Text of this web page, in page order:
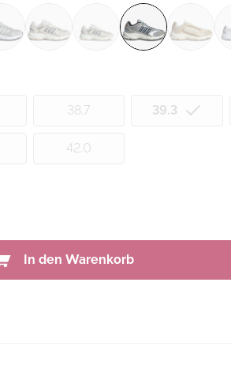
38.7 39.3
42.0
In den Warenkorb